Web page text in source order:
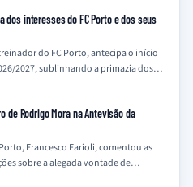
dos interesses do FC Porto e dos seus
do FC Porto, antecipa o início
2027, sublinhando a primazia dos
e dos…
de Rodrigo Mora na Antevisão da
Francesco Farioli, comentou as
sobre a alegada vontade de
o clube,…